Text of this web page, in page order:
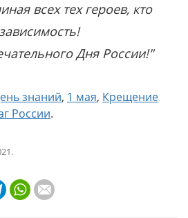
всех тех героев, кто
Дня России!"
знаний, 1 мая, Крещение
России.